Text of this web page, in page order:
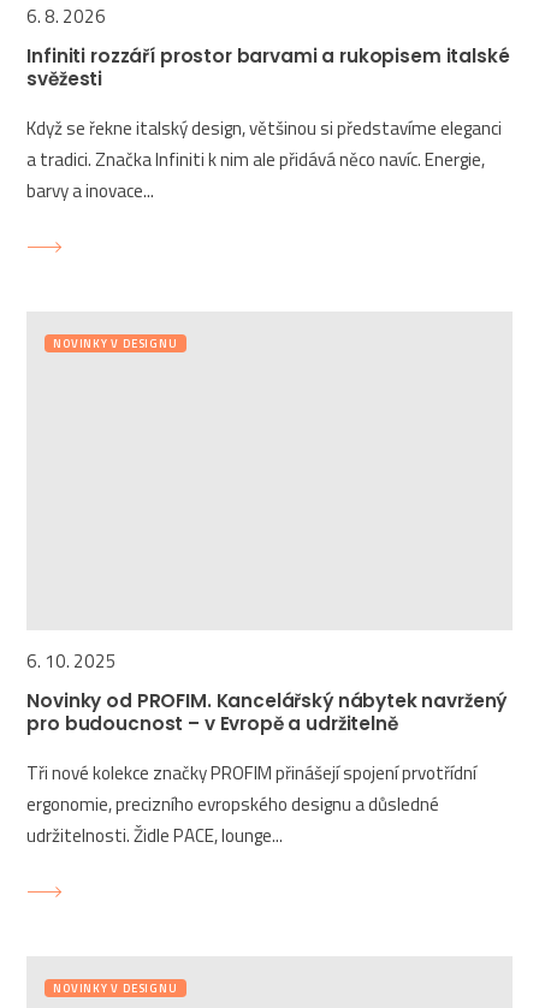
6. 8. 2026
Infiniti rozzáří prostor barvami a rukopisem italské
svěžesti
Když se řekne italský design, většinou si představíme eleganci
a tradici. Značka Infiniti k nim ale přidává něco navíc. Energie,
barvy a inovace...
NOVINKY V DESIGNU
6. 10. 2025
Novinky od PROFIM. Kancelářský nábytek navržený
pro budoucnost – v Evropě a udržitelně
Tři nové kolekce značky PROFIM přinášejí spojení prvotřídní
ergonomie, precizního evropského designu a důsledné
udržitelnosti. Židle PACE, lounge...
NOVINKY V DESIGNU